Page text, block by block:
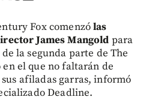
Fox comenzólas
James Mangold para
la segunda parte de The
el que no faltarán de
afiladas garras, informó
Deadline.